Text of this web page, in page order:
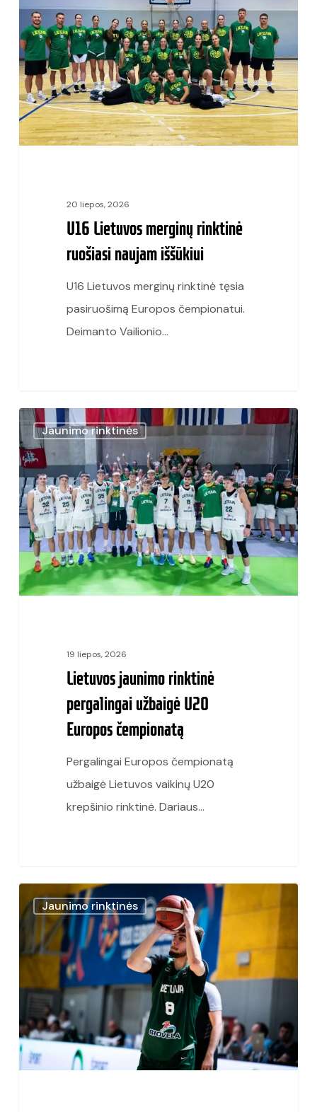
merginų
rinktinė
ruošiasi
naujam
iššūkiui
20 liepos, 2026
U16 Lietuvos merginų rinktinė
ruošiasi naujam iššūkiui
U16 Lietuvos merginų rinktinė tęsia
pasiruošimą Europos čempionatui.
Deimanto Vailionio…
Lietuvos
jaunimo
rinktinė
pergalingai
užbaigė
U20
Europos
čempionatą
Jaunimo rinktinės
19 liepos, 2026
Lietuvos jaunimo rinktinė
pergalingai užbaigė U20
Europos čempionatą
Pergalingai Europos čempionatą
užbaigė Lietuvos vaikinų U20
krepšinio rinktinė. Dariaus…
Lietuvos
jaunimo
rinktinė
Europos
čempionate
kartą
nugalėjo
Lenkiją
Jaunimo rinktinės